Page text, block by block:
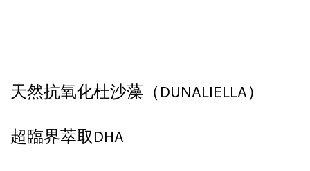
天然抗氧化杜沙藻（DUNALIELLA）
超臨界萃取DHA